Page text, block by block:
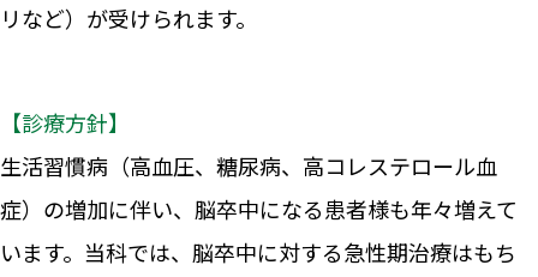
リなど）が受けられます。
【診療方針】
生活習慣病（高血圧、糖尿病、高コレステロール血
症）の増加に伴い、脳卒中になる患者様も年々増えて
います。当科では、脳卒中に対する急性期治療はもち